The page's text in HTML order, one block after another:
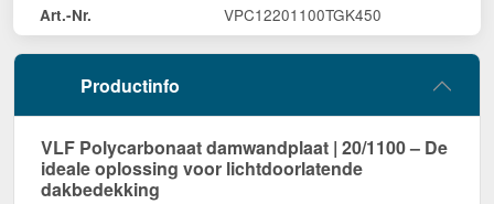
Art.-Nr. VPC12201100TGK450
Productinfo
VLF Polycarbonaat damwandplaat | 20/1100 – De
ideale oplossing voor lichtdoorlatende
dakbedekking